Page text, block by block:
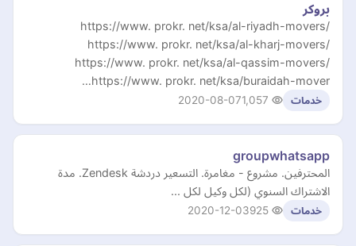
بروكر
https://www. prokr. net/ksa/al-riyadh-movers/
https://www. prokr. net/ksa/al-kharj-movers/
https://www. prokr. net/ksa/al-qassim-movers/
https://www. prokr. net/ksa/buraidah-mover…
خدمات 2020-08-07
groupwhatsapp
المحترفين. مشروع - مغامرة. التسعير دردشة Zendesk. مدة
الاشتراك السنوي (لكل وكيل لكل ...
خدمات 2020-12-03